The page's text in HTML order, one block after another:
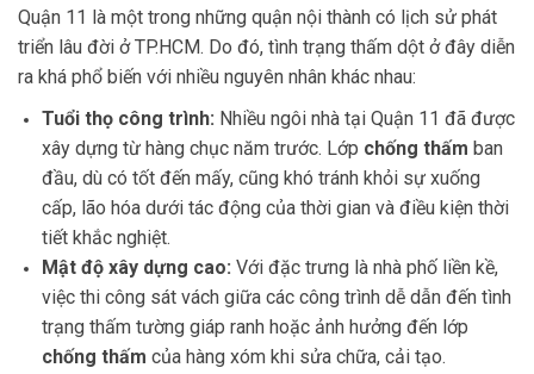
Quận 11 là một trong những quận nội thành có lịch sử phát
triển lâu đời ở TP.HCM. Do đó, tình trạng thấm dột ở đây diễn
ra khá phổ biến với nhiều nguyên nhân khác nhau:
Tuổi thọ công trình: Nhiều ngôi nhà tại Quận 11 đã được
xây dựng từ hàng chục năm trước. Lớp chống thấm ban
đầu, dù có tốt đến mấy, cũng khó tránh khỏi sự xuống
cấp, lão hóa dưới tác động của thời gian và điều kiện thời
tiết khắc nghiệt.
Mật độ xây dựng cao: Với đặc trưng là nhà phố liền kề,
việc thi công sát vách giữa các công trình dễ dẫn đến tình
trạng thấm tường giáp ranh hoặc ảnh hưởng đến lớp
chống thấm của hàng xóm khi sửa chữa, cải tạo.